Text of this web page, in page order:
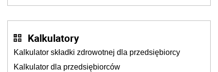
Kalkulatory
Kalkulator składki zdrowotnej dla przedsiębiorcy
Kalkulator dla przedsiębiorców